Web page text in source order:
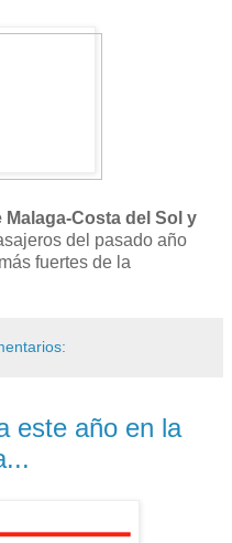
Costa del Sol y
del pasado año
fuertes de la
este año en la